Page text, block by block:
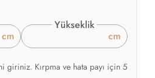
cm
Yükseklik
cm
giriniz. Kırpma ve hata payı için 5